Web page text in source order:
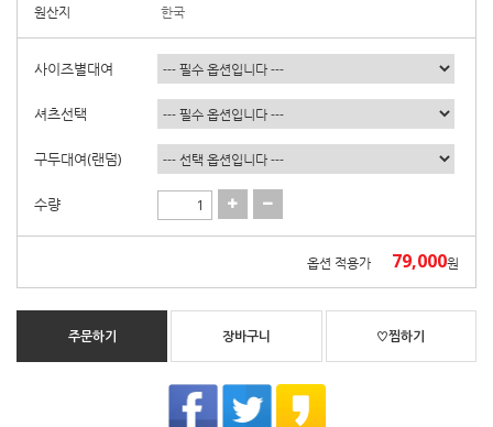
원산지
한국
사이즈별대여
셔츠선택
구두대여(랜덤)
수량
옵션 적용가 79,000원
주문하기 장바구니 ♡찜하기